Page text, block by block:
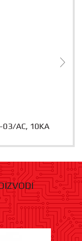
03/AC, 10KA